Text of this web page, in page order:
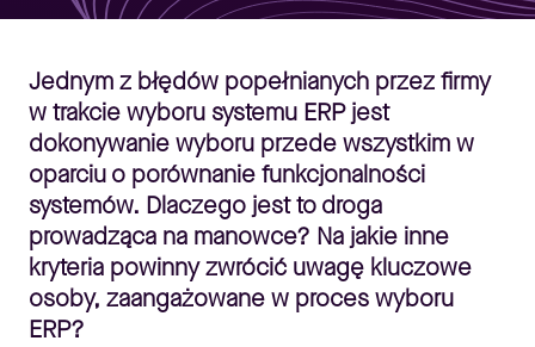
Jednym z błędów popełnianych przez firmy
w trakcie wyboru systemu ERP jest
dokonywanie wyboru przede wszystkim w
oparciu o porównanie funkcjonalności
systemów. Dlaczego jest to droga
prowadząca na manowce? Na jakie inne
kryteria powinny zwrócić uwagę kluczowe
osoby, zaangażowane w proces wyboru
ERP?